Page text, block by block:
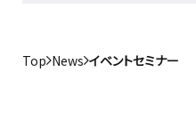
Top News イベントセミナー